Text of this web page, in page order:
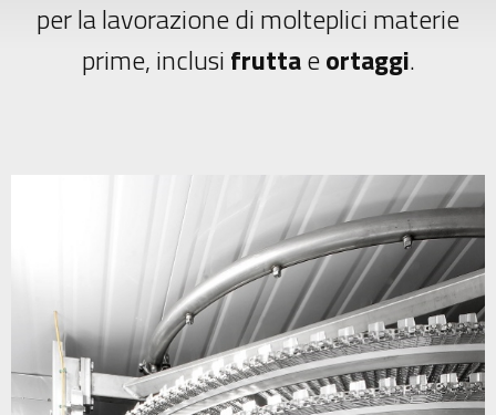
per la lavorazione di molteplici materie
prime, inclusifruttaeortaggi.